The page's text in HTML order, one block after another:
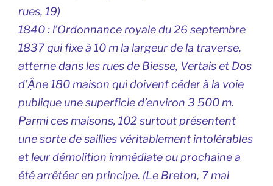
rues, 19)
1840 : l’Ordonnance royale du 26 septembre
1837 qui fixe à 10 m la largeur de la traverse,
atterne dans les rues de Biesse, Vertais et Dos
d’Ậne 180 maison qui doivent céder à la voie
publique une superficie d’environ 3 500 m.
Parmi ces maisons, 102 surtout présentent
une sorte de saillies véritablement intolérables
et leur démolition immédiate ou prochaine a
été arrêtéer en principe. (Le Breton, 7 mai